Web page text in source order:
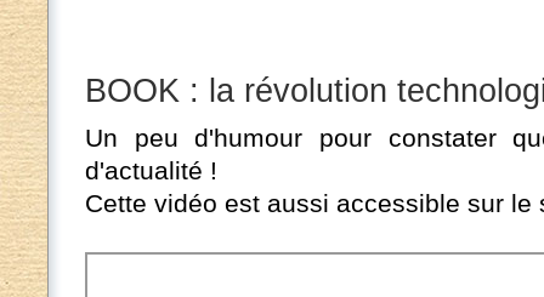
BOOK : la révolution
Un peu d'humour pour constater
d'actualité !
Cette vidéo est aussi accessible sur le